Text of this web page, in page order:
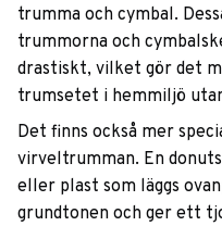
trumma och cymbal.
trummorna och
drastiskt, vilket gör det
trumsetet i hemmiljö
Det finns också mer
virveltrumman. En
eller plast som läggs
grundtonen och ger ett